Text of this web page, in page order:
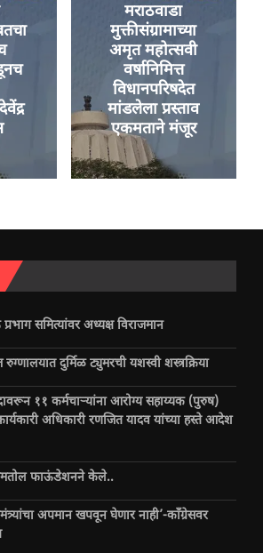
मराठवाडा
मुक्तीसंग्रामाच्या
अमृत महोत्सवी
वर्षानिमित्त
विधानपरिषदेत
मांडलेला प्रस्ताव
एकमताने मंजूर
समित्यांवर अध्यक्ष विराजमान
दुर्मिळ ट्युमरची यशस्वी शस्त्रक्रिया
११ कर्मचाऱ्यांना आरोग्य सहाय्यक (पुरुष)
अधिकारी रणजित यादव यांच्या हस्ते आदेश
फाऊंडेशनने केले..
अपमान खपवून घेणार नाही’-काँग्रेसवर